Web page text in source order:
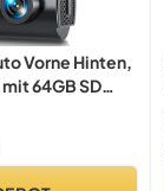
Vorne Hinten,
64GB SD
Weitwinkel,